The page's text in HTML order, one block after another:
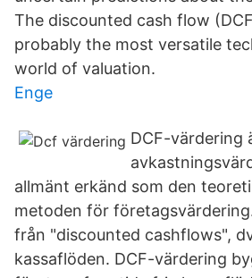
The discounted cash flow
probably the most versatile
world of valuation.
Enge
DCF-värdering
allmänt erkänd som den
metoden för
från "discounted cashflows",
kassaflöden. DCF-värdering